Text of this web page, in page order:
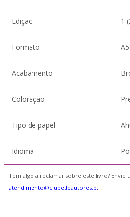
Edição 1
Formato
Acabamento
Coloração
Tipo de papel
Idioma
Tem algo a reclamar sobre este livro? Envie
atendimento@clubedeautores.pt